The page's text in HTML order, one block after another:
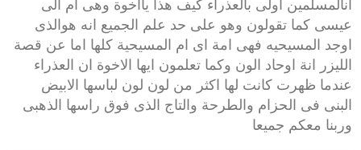
انالمسلمين اولى بالعذراء كيف هذا يااخوة وهى ام الى
عيسى كما تقولون وهو على حد علم الجميع انه هوالذى
اوجد المسيحيه فهى امة اى ام المسيحية كلها اما عن قصة
الليزر انة اوحاد الون وكما تعلمون ايها الاخوة ان العذراء
عندما ظهرت كانت لها اكثر من لون لون لباسها الابيض
البنى فى الحزام والطرحة والتاج الذى فوق راسها الذهبى
وربنا معكم جميعا